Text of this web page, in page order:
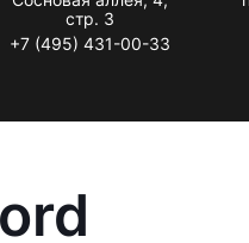
стр. 3
+7 (495) 431-00-33